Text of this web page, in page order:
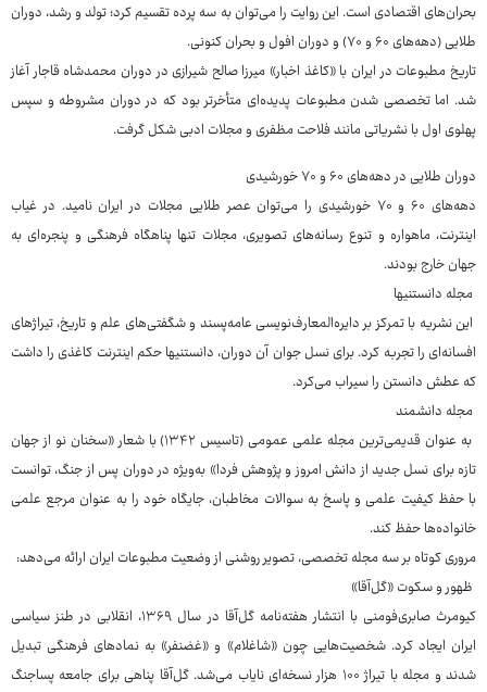
بحران‌های اقتصادی است. این روایت را می‌توان به سه پرده تقسیم کرد؛ تولد و رشد، دوران
طلایی (دهه‌های ۶۰ و ۷۰) و دوران افول و بحران کنونی.
تاریخ مطبوعات در ایران با «کاغذ اخبار» میرزا صالح شیرازی در دوران محمدشاه قاجار آغاز
شد. اما تخصصی شدن مطبوعات پدیده‌ای متأخرتر بود که در دوران مشروطه و سپس
پهلوی اول با نشریاتی مانند فلاحت مظفری و مجلات ادبی شکل گرفت.
دوران طلایی در دهه‌های ۶۰ و ۷۰ خورشیدی
دهه‌های ۶۰ و ۷۰ خورشیدی را می‌توان عصر طلایی مجلات در ایران نامید. در غیاب
اینترنت، ماهواره و تنوع رسانه‌های تصویری، مجلات تنها پناهگاه فرهنگی و پنجره‌ای به
جهان خارج بودند.
مجله دانستنیها
این نشریه با تمرکز بر دایره‌المعارف‌نویسی عامه‌پسند و شگفتی‌های علم و تاریخ، تیراژهای
افسانه‌ای را تجربه کرد. برای نسل جوان آن دوران، دانستنیها حکم اینترنت کاغذی را داشت
که عطش دانستن را سیراب می‌کرد.
مجله دانشمند
به عنوان قدیمی‌ترین مجله علمی عمومی (تاسیس ۱۳۴۲) با شعار «سخنان نو از جهان
تازه برای نسل جدید از دانش امروز و پژوهش فردا» به‌ویژه در دوران پس از جنگ، توانست
با حفظ کیفیت علمی و پاسخ به سوالات مخاطبان، جایگاه خود را به عنوان مرجع علمی
خانواده‌ها حفظ کند.
مروری کوتاه بر سه مجله تخصصی، تصویر روشنی از وضعیت مطبوعات ایران ارائه می‌دهد:
ظهور و سکوت «گل‌آقا»
کیومرث صابری‌فومنی با انتشار هفته‌نامه گل‌آقا در سال ۱۳۶۹، انقلابی در طنز سیاسی
ایران ایجاد کرد. شخصیت‌هایی چون «شاغلام» و «غضنفر» به نمادهای فرهنگی تبدیل
شدند و مجله با تیراژ ۱۰۰ هزار نسخه‌ای نایاب می‌شد. گل‌آقا پناهی برای جامعه پساجنگ